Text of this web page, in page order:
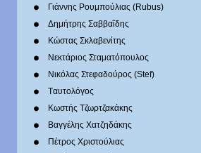
Γιάννης Ρουμπούλιας (Rubus)
Δημήτρης Σαββαΐδης
Κώστας Σκλαβενίτης
Νεκτάριος Σταματόπουλος
Νικόλας Στεφαδούρος (Stef)
Tαυτολόγος
Κωστής Τζωρτζακάκης
Βαγγέλης Χατζηδάκης
Πέτρος Χριστούλιας